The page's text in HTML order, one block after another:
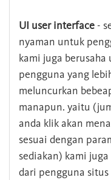
UI user interface -
nyaman untuk
kami juga
pengguna yang
meluncurkan
manapun. yaitu
anda klik akan
sesuai dengan
sediakan) kami
dari pengguna